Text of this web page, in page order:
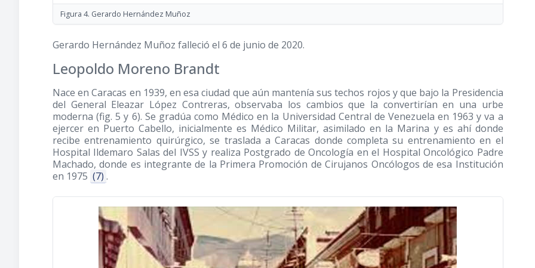
Figura 4. Gerardo Hernández Muñoz
Gerardo Hernández Muñoz falleció el 6 de junio de 2020.
Leopoldo Moreno Brandt
Nace en Caracas en 1939, en esa ciudad que aún mantenía sus techos rojos y que bajo la Presidencia
del General Eleazar López Contreras, observaba los cambios que la convertirían en una urbe
moderna (fig. 5 y 6). Se gradúa como Médico en la Universidad Central de Venezuela en 1963 y va a
ejercer en Puerto Cabello, inicialmente es Médico Militar, asimilado en la Marina y es ahí donde
recibe entrenamiento quirúrgico, se traslada a Caracas donde completa su entrenamiento en el
Hospital Ildemaro Salas del IVSS y realiza Postgrado de Oncología en el Hospital Oncológico Padre
Machado, donde es integrante de la Primera Promoción de Cirujanos Oncólogos de esa Institución
en 1975 (7) .